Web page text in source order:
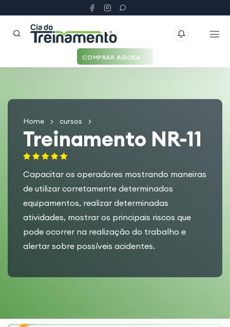
COMPRAR AGORA
Home cursos
Treinamento NR-11
Capacitar os operadores mostrando maneiras
de utilizar corretamente determinados
equipamentos, realizar determinadas
atividades, mostrar os principais riscos que
pode ocorrer na realização do trabalho e
alertar sobre possíveis acidentes.